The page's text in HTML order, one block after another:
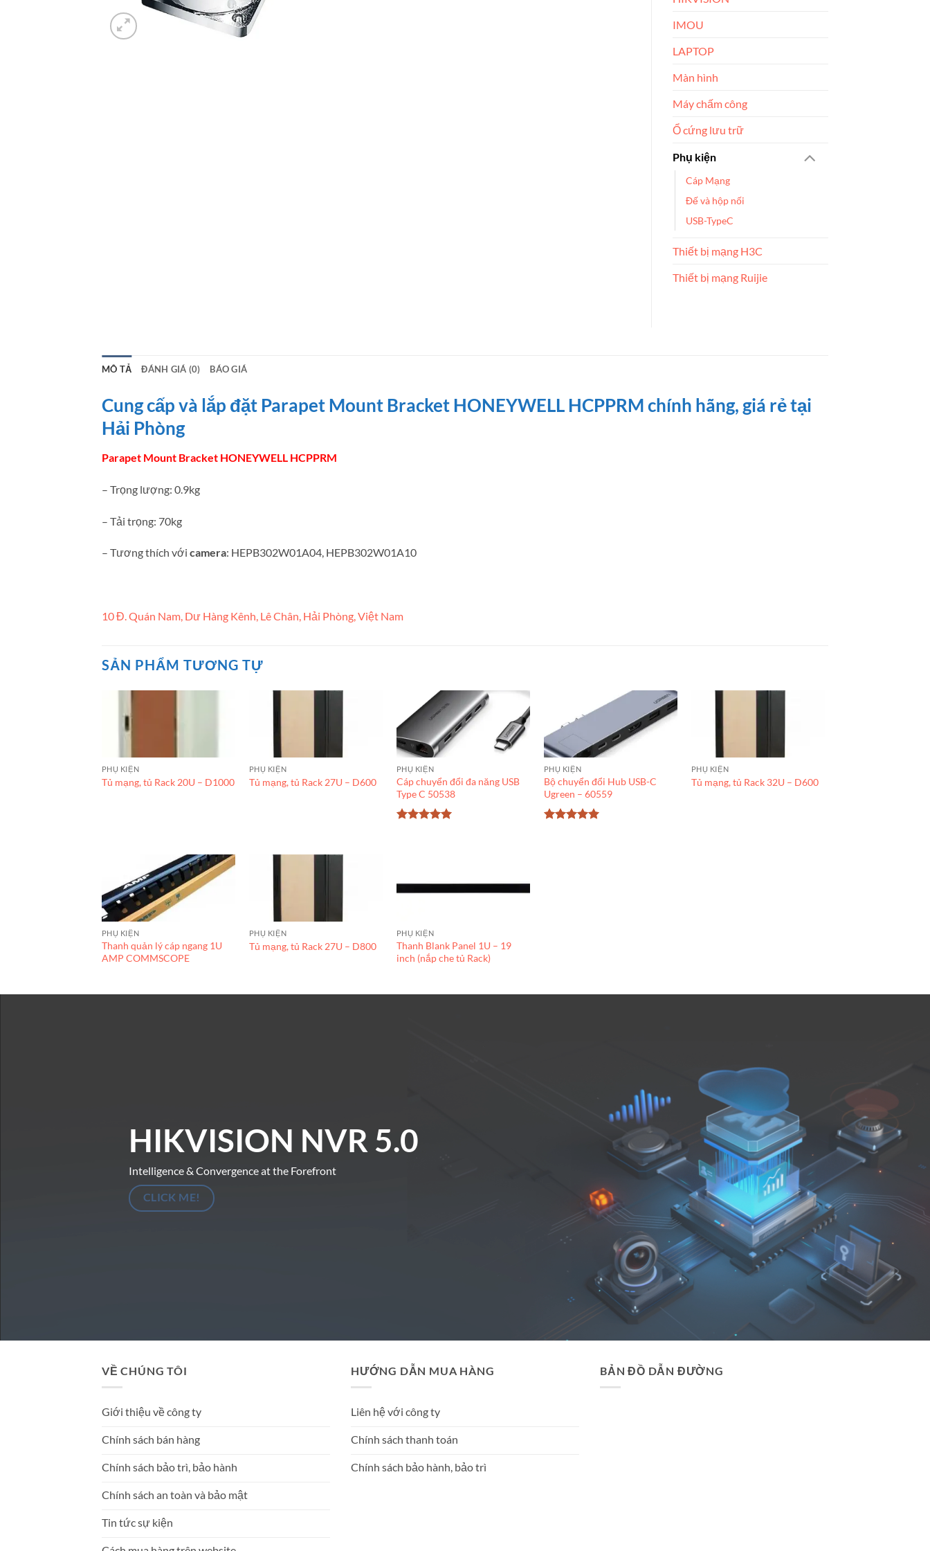
IMOU
LAPTOP
Màn hình
Máy chấm công
Ổ cứng lưu trữ
Phụ kiện
Cáp Mạng
Đế và hộp nối
USB-TypeC
Thiết bị mạng H3C
Thiết bị mạng Ruijie
MÔ TẢ ĐÁNH GIÁ (0) BÁO GIÁ
Cung cấp và lắp đặt Parapet Mount Bracket HONEYWELL HCPPRM chính hãng, giá rẻ tại
Hải Phòng
Parapet Mount Bracket HONEYWELL HCPPRM
– Trọng lượng: 0.9kg
– Tải trọng: 70kg
– Tương thích với camera: HEPB302W01A04, HEPB302W01A10
10 Đ. Quán Nam, Dư Hàng Kênh, Lê Chân, Hải Phòng, Việt Nam
SẢN PHẨM TƯƠNG TỰ
PHỤ KIỆN
Tủ mạng, tủ Rack 20U – D1000
PHỤ KIỆN
Tủ mạng, tủ Rack 27U – D600
PHỤ KIỆN
Cáp chuyển đổi đa năng USB
Type C 50538
PHỤ KIỆN
Bộ chuyển đổi Hub USB-C
Ugreen – 60559
PHỤ KIỆN
Tủ mạng, tủ Rack 32U – D600
PHỤ KIỆN
Thanh quản lý cáp ngang 1U
AMP COMMSCOPE
PHỤ KIỆN
Tủ mạng, tủ Rack 27U – D800
PHỤ KIỆN
Thanh Blank Panel 1U – 19
inch (nắp che tủ Rack)
HIKVISION NVR 5.0
Intelligence & Convergence at the Forefront
CLICK ME!
VỀ CHÚNG TÔI
Giới thiệu về công ty
Chính sách bán hàng
Chính sách bảo trì, bảo hành
Chính sách an toàn và bảo mật
Tin tức sự kiện
HƯỚNG DẪN MUA HÀNG
Liên hệ với công ty
Chính sách thanh toán
Chính sách bảo hành, bảo trì
BẢN ĐỒ DẪN ĐƯỜNG